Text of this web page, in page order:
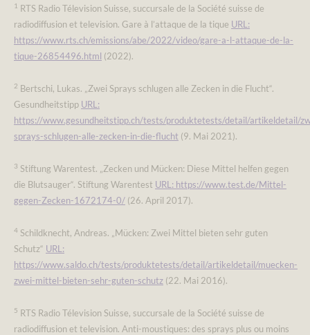
1 RTS Radio Télevision Suisse, succursale de la Société suisse de
radiodiffusion et television. Gare à l’attaque de la tique URL:
https://www.rts.ch/emissions/abe/2022/video/gare-a-l-attaque-de-la-
tique-26854496.html (2022).
2 Bertschi, Lukas. „Zwei Sprays schlugen alle Zecken in die Flucht“.
Gesundheitstipp URL:
https://www.gesundheitstipp.ch/tests/produktetests/detail/artikeldetail/
sprays-schlugen-alle-zecken-in-die-flucht (9. Mai 2021).
3 Stiftung Warentest. „Zecken und Mücken: Diese Mittel helfen gegen
die Blutsauger“. Stiftung Warentest URL: https://www.test.de/Mittel-
gegen-Zecken-1672174-0/ (26. April 2017).
4 Schildknecht, Andreas. „Mücken: Zwei Mittel bieten sehr guten
Schutz“ URL:
https://www.saldo.ch/tests/produktetests/detail/artikeldetail/muecken-
zwei-mittel-bieten-sehr-guten-schutz (22. Mai 2016).
5 RTS Radio Télevision Suisse, succursale de la Société suisse de
radiodiffusion et television. Anti-moustiques: des sprays plus ou moins